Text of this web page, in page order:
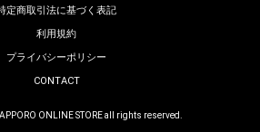
定商取引法に基づく表記
利用規約
プライバシーポリシー
CONTACT
ONLINE STORE all rights reserved.